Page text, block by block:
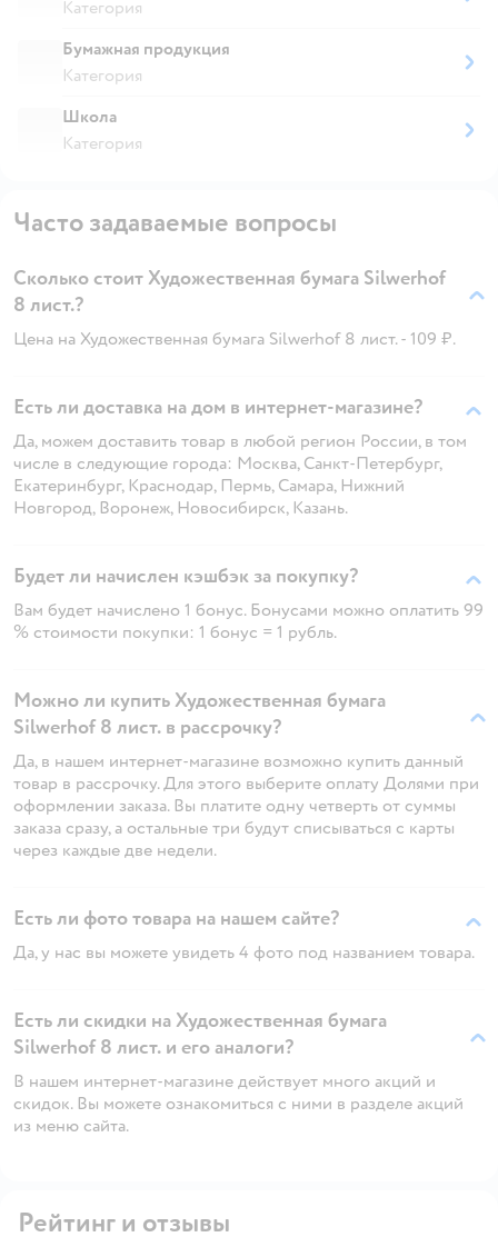
Категория
Бумажная продукция
Категория
Школа
Категория
Часто задаваемые вопросы
Сколько стоит Художественная бумага Silwerhof
8 лист.?
Цена на Художественная бумага Silwerhof 8 лист. - 109 ₽.
Есть ли доставка на дом в интернет-магазине?
Да, можем доставить товар в любой регион России, в том
числе в следующие города: Москва, Санкт-Петербург,
Екатеринбург, Краснодар, Пермь, Самара, Нижний
Новгород, Воронеж, Новосибирск, Казань.
Будет ли начислен кэшбэк за покупку?
Вам будет начислено 1 бонус. Бонусами можно оплатить 99
% стоимости покупки: 1 бонус = 1 рубль.
Можно ли купить Художественная бумага
Silwerhof 8 лист. в рассрочку?
Да, в нашем интернет-магазине возможно купить данный
товар в рассрочку. Для этого выберите оплату Долями при
оформлении заказа. Вы платите одну четверть от суммы
заказа сразу, а остальные три будут списываться с карты
через каждые две недели.
Есть ли фото товара на нашем сайте?
Да, у нас вы можете увидеть 4 фото под названием товара.
Есть ли скидки на Художественная бумага
Silwerhof 8 лист. и его аналоги?
В нашем интернет-магазине действует много акций и
скидок. Вы можете ознакомиться с ними в разделе акций
из меню сайта.
Рейтинг и отзывы